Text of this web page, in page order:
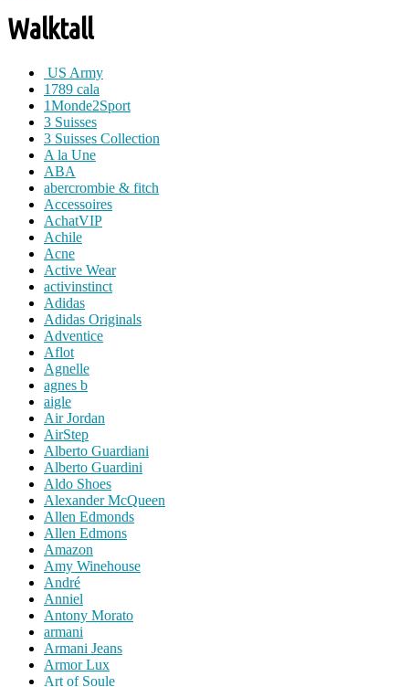
Walktall
US Army
1789 cala
1Monde2Sport
3 Suisses
3 Suisses Collection
A la Une
ABA
abercrombie & fitch
Accessoires
AchatVIP
Achile
Acne
Active Wear
activinstinct
Adidas
Adidas Originals
Adventice
Aflot
Agnelle
agnes b
aigle
Air Jordan
AirStep
Alberto Guardiani
Alberto Guardini
Aldo Shoes
Alexander McQueen
Allen Edmonds
Allen Edmons
Amazon
Amy Winehouse
André
Anniel
Antony Morato
armani
Armani Jeans
Armor Lux
Art of Soule